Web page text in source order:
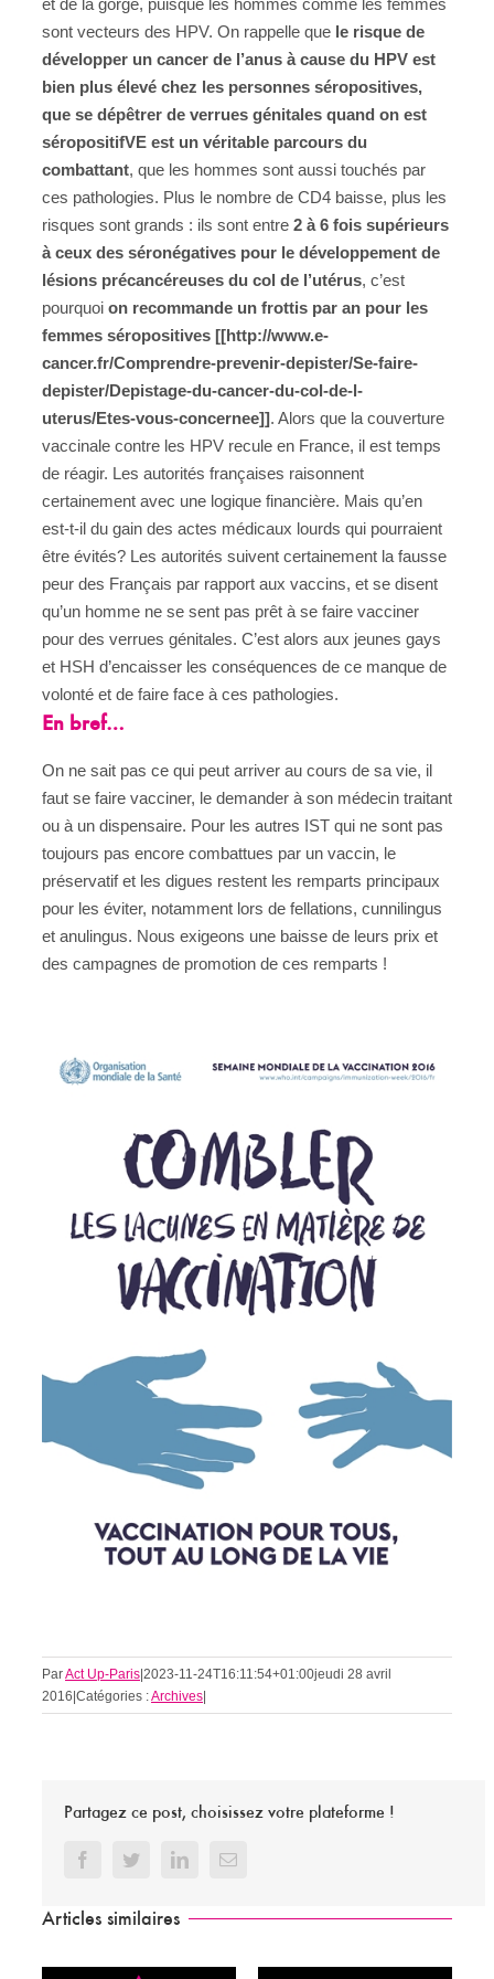
sont vecteurs des HPV. On rappelle que le risque de
développer un cancer de l’anus à cause du HPV est
bien plus élevé chez les personnes séropositives,
que se dépêtrer de verrues génitales quand on est
séropositifVE est un véritable parcours du
combattant, que les hommes sont aussi touchés par
ces pathologies. Plus le nombre de CD4 baisse, plus les
risques sont grands : ils sont entre 2 à 6 fois supérieurs
à ceux des séronégatives pour le développement de
lésions précancéreuses du col de l’utérus, c’est
pourquoi on recommande un frottis par an pour les
femmes séropositives [[http://www.e-
cancer.fr/Comprendre-prevenir-depister/Se-faire-
depister/Depistage-du-cancer-du-col-de-l-
uterus/Etes-vous-concernee]]. Alors que la couverture
vaccinale contre les HPV recule en France, il est temps
de réagir. Les autorités françaises raisonnent
certainement avec une logique financière. Mais qu’en
est-t-il du gain des actes médicaux lourds qui pourraient
être évités? Les autorités suivent certainement la fausse
peur des Français par rapport aux vaccins, et se disent
qu’un homme ne se sent pas prêt à se faire vacciner
pour des verrues génitales. C’est alors aux jeunes gays
et HSH d’encaisser les conséquences de ce manque de
volonté et de faire face à ces pathologies.
En bref…
On ne sait pas ce qui peut arriver au cours de sa vie, il
faut se faire vacciner, le demander à son médecin traitant
ou à un dispensaire. Pour les autres IST qui ne sont pas
toujours pas encore combattues par un vaccin, le
préservatif et les digues restent les remparts principaux
pour les éviter, notamment lors de fellations, cunnilingus
et anulingus. Nous exigeons une baisse de leurs prix et
des campagnes de promotion de ces remparts !
ParAct Up-Paris 2023-11-24T16:11:54+01:00jeudi 28 avril
2016 Catégories :Archives
Partagez ce post, choisissez votre plateforme !
FacebookTwitterLinkedInEmail
Articles similaires